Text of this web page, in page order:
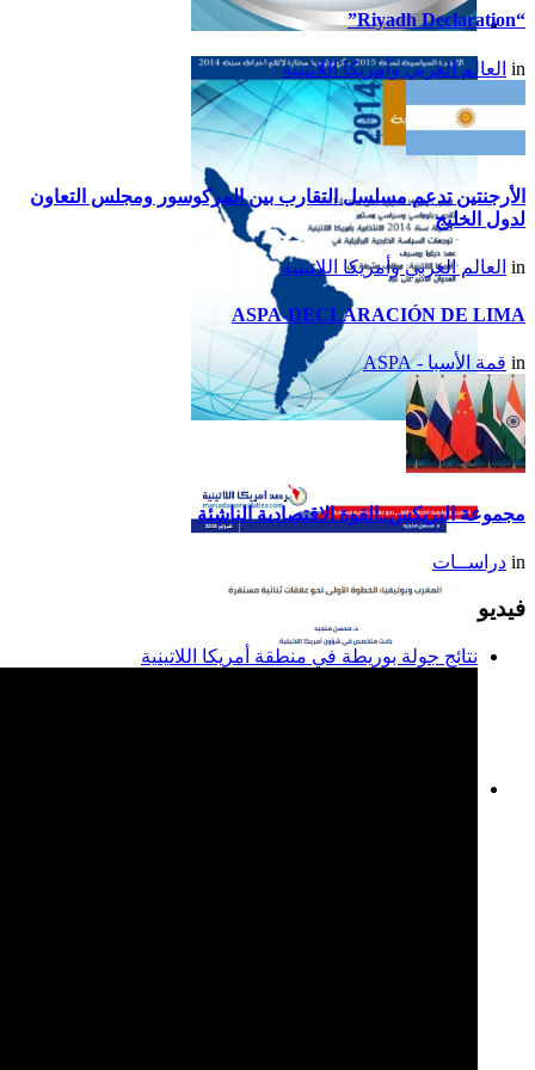
تقرير أمريكا اللاتينية لسنة
2015
تقرير أمريكا اللاتينية لسنة
2014
“Riyadh Declaration”
in العالم العربي وأمريكا اللاتينية
الأرجنتين تدعم مسلسل التقارب بين المركوسور ومجلس التعاون
لدول الخليج
in العالم العربي وأمريكا اللاتينية
ASPA-DECLARACIÓN DE LIMA
in قمة الأسبا - ASPA
مجموعة البريكس..القوة الاقتصادية الناشئة
in دراســات
فيديو
نتائج جولة بوريطة في منطقة أمريكا اللاتينية